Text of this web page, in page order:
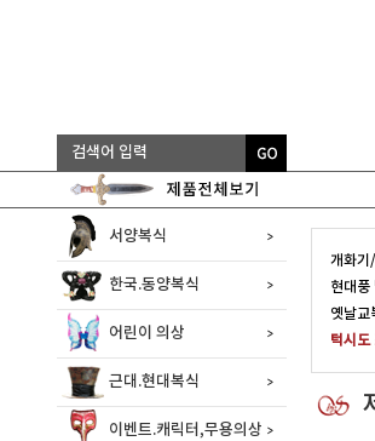
서양복식
한국.동양복식
어린이 의상
근대.현대복식
이벤트.캐릭터,무용의상
개화기
현대풍
옛날
턱시도